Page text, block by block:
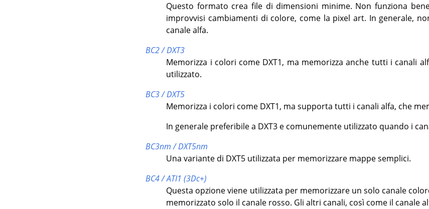
Questo formato crea file di dimensioni minime. Non funziona
improvvisi cambiamenti di colore, come la pixel art. In generale,
canale alfa.
BC2 / DXT3
Memorizza i colori come DXT1, ma memorizza anche tutti i canali
utilizzato.
BC3 / DXT5
Memorizza i colori come DXT1, ma supporta tutti i canali alfa, che
In generale preferibile a DXT3 e comunemente utilizzato quando i
BC3nm / DXT5nm
Una variante di DXT5 utilizzata per memorizzare mappe semplici.
BC4 / ATI1 (3Dc+)
Questa opzione viene utilizzata per memorizzare un solo canale
memorizzato solo il canale rosso. Gli altri canali, così come il canale